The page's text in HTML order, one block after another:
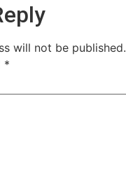
will not be published.
*